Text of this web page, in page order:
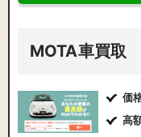
MOTA車買取
価
高